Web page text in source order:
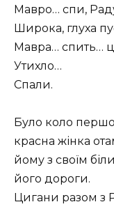
Мавро… спи,
Широка, глуха
Мавра… спить…
Утихло…
Спали.
Було коло
красна жінка
йому з своїм
його дороги.
Цигани разом з